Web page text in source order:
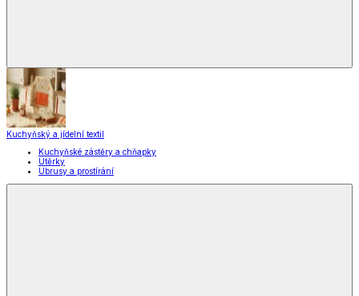
Kuchyňský a jídelní textil
Kuchyňské zástěry a chňapky
Utěrky
Ubrusy a prostírání